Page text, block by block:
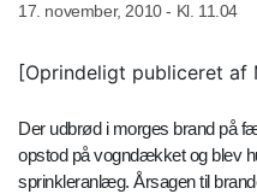
17. november, 2010 - Kl. 11.04
[Oprindeligt publiceret af
Der udbrød i morges brand på
opstod på vogndækket og blev
sprinkleranlæg. Årsagen til